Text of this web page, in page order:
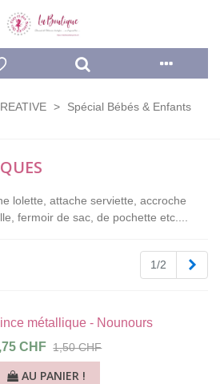
>
Spécial Bébés & Enfants
lolette, attache serviette, accroche
fermoir de sac, de pochette etc....
1/2
métallique - Nounours
CHF 1,50 CHF
AU PANIER !